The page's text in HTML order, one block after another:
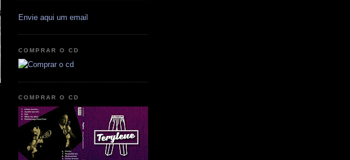
Envie aqui um email
COMPRAR O CD
COMPRAR O CD